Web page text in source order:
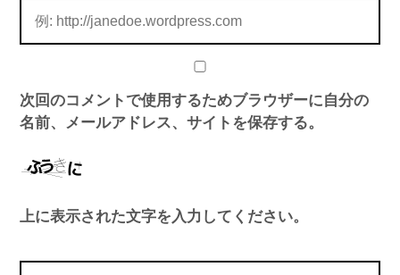
次回のコメントで使用するためブラウザーに自分の
名前、メールアドレス、サイトを保存する。
上に表示された文字を入力してください。